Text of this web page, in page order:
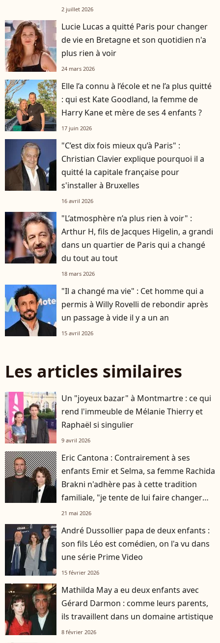
2 juillet 2026
Lucie Lucas a quitté Paris pour changer
de vie en Bretagne et son quotidien n'a
plus rien à voir
24 mars 2026
Elle l’a connu à l’école et ne l’a plus quitté
: qui est Kate Goodland, la femme de
Harry Kane et mère de ses 4 enfants ?
17 juin 2026
"C’est dix fois mieux qu’à Paris" :
Christian Clavier explique pourquoi il a
quitté la capitale française pour
s'installer à Bruxelles
16 avril 2026
"L’atmosphère n’a plus rien à voir" :
Arthur H, fils de Jacques Higelin, a grandi
dans un quartier de Paris qui a changé
du tout au tout
18 mars 2026
"Il a changé ma vie" : Cet homme qui a
permis à Willy Rovelli de rebondir après
un passage à vide il y a un an
15 avril 2026
Les articles similaires
Un "joyeux bazar" à Montmartre : ce qui
rend l'immeuble de Mélanie Thierry et
Raphaël si singulier
9 avril 2026
Eric Cantona : Contrairement à ses
enfants Emir et Selma, sa femme Rachida
Brakni n'adhère pas à cette tradition
familiale, "je tente de lui faire changer
d'avis"
21 mai 2026
André Dussollier papa de deux enfants :
son fils Léo est comédien, on l'a vu dans
une série Prime Video
15 février 2026
Mathilda May a eu deux enfants avec
Gérard Darmon : comme leurs parents,
ils travaillent dans un domaine artistique
8 février 2026